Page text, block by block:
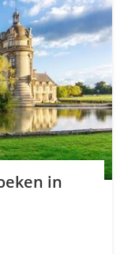
in